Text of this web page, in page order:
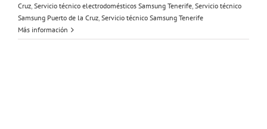
Cruz, Servicio técnico electrodomésticos Samsung Tenerife, Servicio técnico
Samsung Puerto de la Cruz, Servicio técnico Samsung Tenerife
Más información